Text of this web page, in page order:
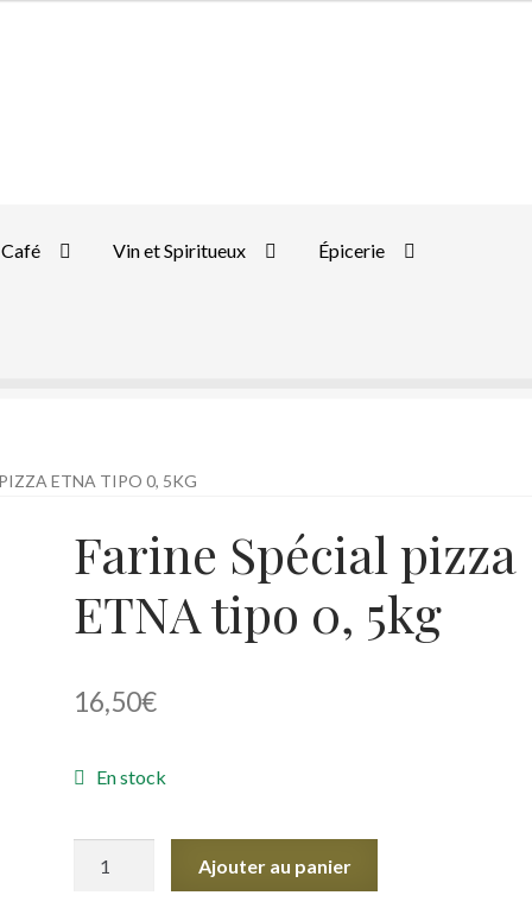
Café Vin et Spiritueux Épicerie
ETNA TIPO 0, 5KG
Farine Spécial pizza
ETNA tipo 0, 5kg
16,50€
En stock
Ajouter au panier